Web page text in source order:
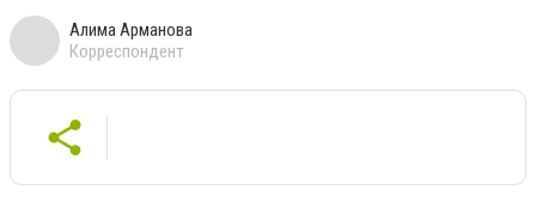
Алима Арманова
Корреспондент